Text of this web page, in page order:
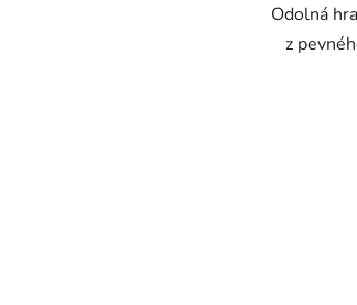
Odolná
z